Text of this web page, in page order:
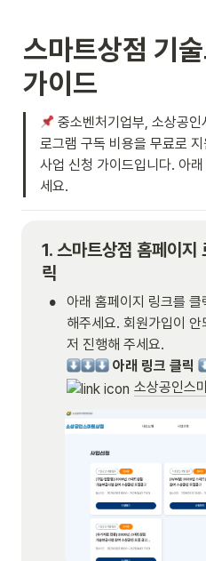
스마트상점 기
가이드
중소벤처기업부, 소상공
로그램 구독 비용을 무료로
사업 신청 가이드입니다. 아
세요.
1. 스마트상점 홈페이지
릭
• 아래 홈페이지 링크를 클
해주세요. 회원가입이
아래 링크 클릭
소상공인스